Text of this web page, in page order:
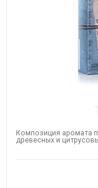
Композиция аромата
древесных и